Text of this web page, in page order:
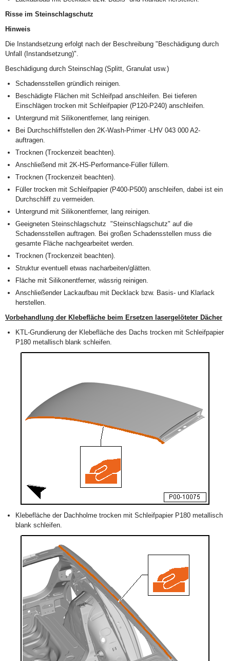
Risse im Steinschlagschutz
Hinweis
Die Instandsetzung erfolgt nach der Beschreibung "Beschädigung durch
Unfall (Instandsetzung)".
Beschädigung durch Steinschlag (Splitt, Granulat usw.)
Schadensstellen gründlich reinigen.
Beschädigte Flächen mit Schleifpad anschleifen. Bei tieferen
Einschlägen trocken mit Schleifpapier (P120-P240) anschleifen.
Untergrund mit Silikonentferner, lang reinigen.
Bei Durchschliffstellen den 2K-Wash-Primer -LHV 043 000 A2-
auftragen.
Trocknen (Trockenzeit beachten).
Anschließend mit 2K-HS-Performance-Füller füllern.
Trocknen (Trockenzeit beachten).
Füller trocken mit Schleifpapier (P400-P500) anschleifen, dabei ist ein
Durchschliff zu vermeiden.
Untergrund mit Silikonentferner, lang reinigen.
Geeigneten Steinschlagschutz "Steinschlagschutz" auf die
Schadensstellen auftragen. Bei großen Schadensstellen muss die
gesamte Fläche nachgearbeitet werden.
Trocknen (Trockenzeit beachten).
Struktur eventuell etwas nacharbeiten/glätten.
Fläche mit Silikonentferner, wässrig reinigen.
Anschließender Lackaufbau mit Decklack bzw. Basis- und Klarlack
herstellen.
Vorbehandlung der Klebefläche beim Ersetzen lasergelöteter Dächer
KTL-Grundierung der Klebefläche des Dachs trocken mit Schleifpapier
P180 metallisch blank schleifen.
Klebefläche der Dachholme trocken mit Schleifpapier P180 metallisch
blank schleifen.